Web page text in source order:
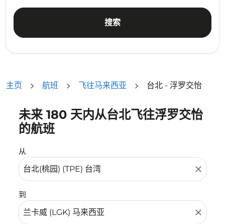
搜索
主页 航班 飞往马来西亚 台北 - 浮罗交怡
未来 180 天内从台北飞往浮罗交怡
的航班
从
close
到
close
没有符合您的筛选条件的机票。请调整您的筛选条件。